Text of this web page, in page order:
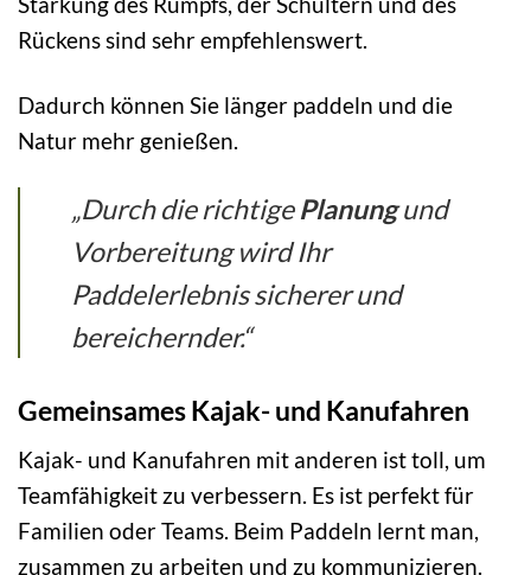
Rückens sind sehr empfehlenswert.
Dadurch können Sie länger paddeln und die
Natur mehr genießen.
„Durch die richtigePlanungund
Vorbereitung wird Ihr
Paddelerlebnis sicherer und
bereichernder.“
Gemeinsames Kajak- und Kanufahren
Kajak- und Kanufahren mit anderen ist toll, um
Teamfähigkeit zu verbessern. Es ist perfekt für
Familien oder Teams. Beim Paddeln lernt man,
zusammen zu arbeiten und zu kommunizieren.